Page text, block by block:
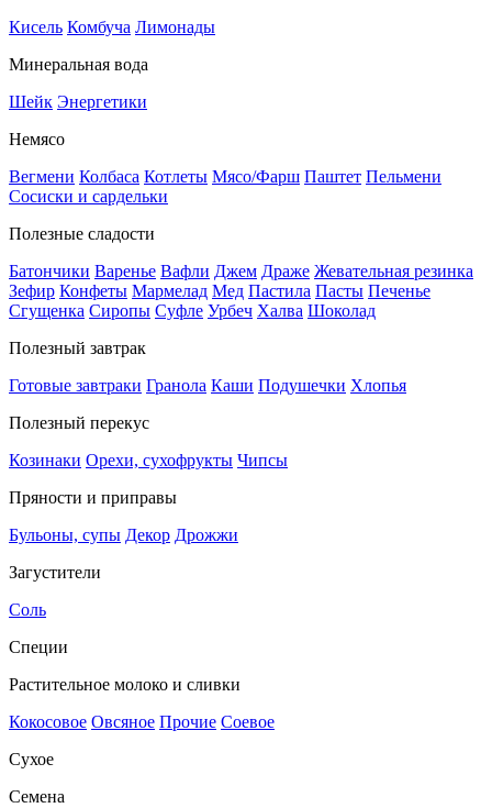
Кисель Комбуча Лимонады
Минеральная вода
Шейк Энергетики
Немясо
Вегмени Колбаса Котлеты Мясо/Фарш Паштет Пельмени
Сосиски и сардельки
Полезные сладости
Батончики Варенье Вафли Джем Драже Жевательная резинка
Зефир Конфеты Мармелад Мед Пастила Пасты Печенье
Сгущенка Сиропы Суфле Урбеч Халва Шоколад
Полезный завтрак
Готовые завтраки Гранола Каши Подушечки Хлопья
Полезный перекус
Козинаки Орехи, сухофрукты Чипсы
Пряности и приправы
Бульоны, супы Декор Дрожжи
Загустители
Соль
Специи
Растительное молоко и сливки
Кокосовое Овсяное Прочие Соевое
Сухое
Семена